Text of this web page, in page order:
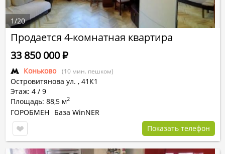
Продается 4-комнатная квартира
Коньково (10 мин. пешком)
Островитянова ул. , 41К1
Этаж: 4 / 9
Площадь: 88,5 м2
33 850 000Р
ГОРОБМЕН
База WinNER
Показать телефон
1/20